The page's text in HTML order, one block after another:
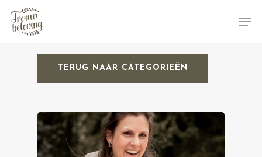
Hit enter to search or ESC to close
TERUG NAAR CATEGORIEËN